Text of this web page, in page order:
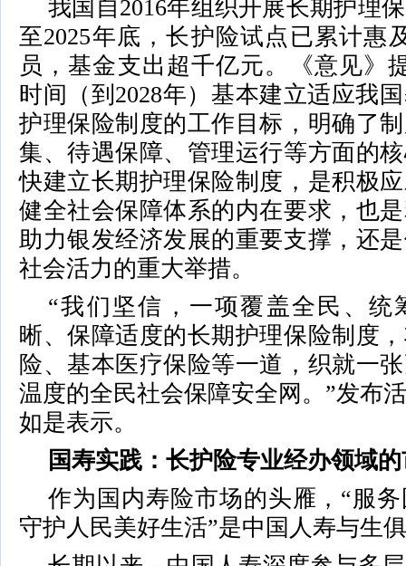
我国自2016年组织开展长期护理
至2025年底，长护险试点已累计惠
员，基金支出超千亿元。《意见》
时间（到2028年）基本建立适应我
护理保险制度的工作目标，明确了
集、待遇保障、管理运行等方面的
快建立长期护理保险制度，是积极
健全社会保障体系的内在要求，也
助力银发经济发展的重要支撑，还
社会活力的重大举措。
“我们坚信，一项覆盖全民、统
晰、保障适度的长期护理保险制度
险、基本医疗保险等一道，织就一
温度的全民社会保障安全网。”发布
如是表示。
国寿实践：长护险专业经办领域
作为国内寿险市场的头雁，“服
守护人民美好生活”是中国人寿与生